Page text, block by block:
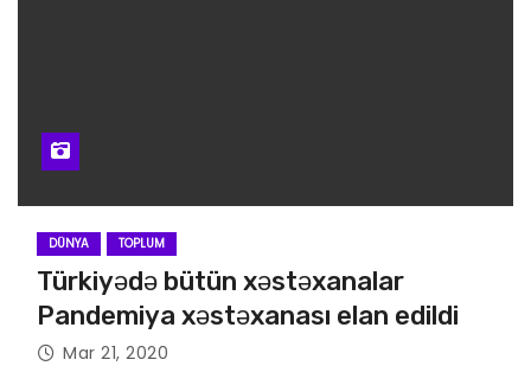
DÜNYA TOPLUM
Türkiyədə bütün xəstəxanalar
Pandemiya xəstəxanası elan edildi
Mar 21, 2020